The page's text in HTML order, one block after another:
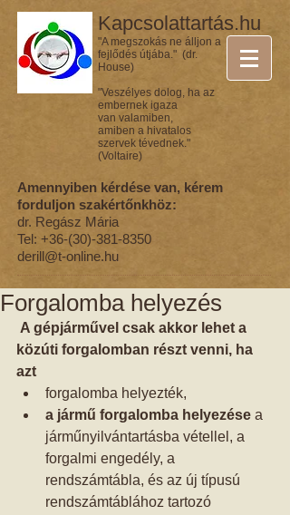
Kapcsolattartás.hu
"A megszokás ne álljon a
fejlődés útjába." (dr.
House)
"Veszélyes dolog, ha az
embernek igaza
van valamiben,
amiben a hivatalos
szervek tévednek."
(Voltaire)
Amennyiben kérdése van, kérem
forduljon szakértőnkhöz:
dr. Regász Mária
Tel: +36-(30)-381-8350
derill@t-online.hu
Forgalomba helyezés
A gépjárművel csak akkor lehet a
közúti forgalomban részt venni, ha
azt
forgalomba helyezték,
a jármű forgalomba helyezése a
járműnyilvántartásba vétellel, a
forgalmi engedély, a
rendszámtábla, és az új típusú
rendszámtáblához tartozó